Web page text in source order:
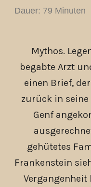
Dauer: 79 Minuten
Mythos.
begabte Arzt
einen Brief,
zurück in
Genf
gehütetes
Frankenstein